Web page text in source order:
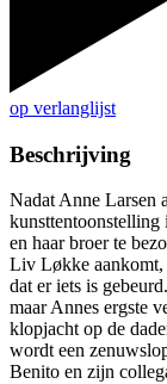
op verlanglijst
Beschrijving
Nadat Anne Larsen
en haar broer te
Liv Løkke aankomt,
dat er iets is
maar Annes ergste
klopjacht op de
wordt een
Benito en zijn